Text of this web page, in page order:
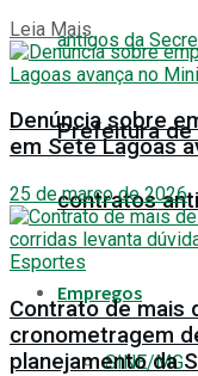
Prefeitura de
contratos
Empregos
SINE/MG
Leia Mais Details
Denúncia sobre
em Sete Lagoas
25 de março de 2026
Contrato de mais
cronometragem
planejamento da